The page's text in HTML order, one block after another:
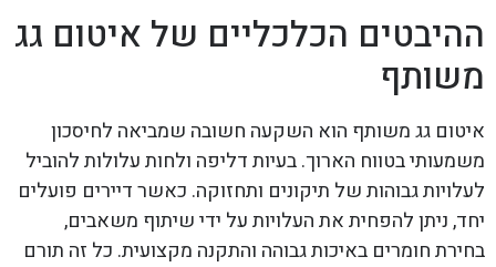
ההיבטים הכלכליים של איטום גג
משותף
איטום גג משותף הוא השקעה חשובה שמביאה לחיסכון
משמעותי בטווח הארוך. בעיות דליפה ולחות עלולות להוביל
לעלויות גבוהות של תיקונים ותחזוקה. כאשר דיירים פועלים
יחד, ניתן להפחית את העלויות על ידי שיתוף משאבים,
בחירת חומרים באיכות גבוהה והתקנה מקצועית. כל זה תורם